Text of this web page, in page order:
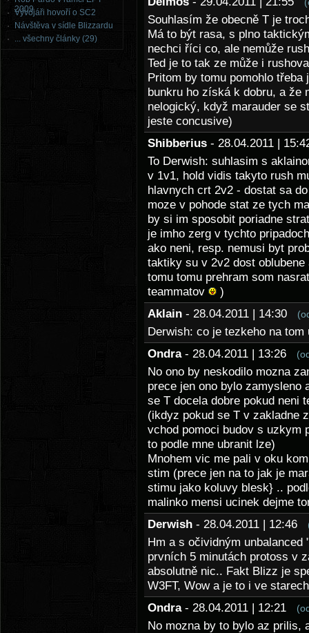
2009
Vývojáři hovoří o SC2
Návštěva v sídle Blizzardu
... všechny články (29)
Souhlasím že obecně T je
Má to být rasa, s plno
nechci říci co, ale nemůže
Ted je to tak ze může i
Pritom by tomu pomohlo
bunkru ho získá k dobru, a že
nelogický, když marauder se
jeste concusive)
Shibberius - 28.04.2011 |
To Derwish: suhlasim s
v 1v1, hold vidis takyto rush
hlavnych crt 2v2 - dostat sa
moze v pohode stat ze tych
by si im sposobit poriadne
je imho zerg v tychto
ako neni, resp. nemusi byt
taktiky su v 2v2 dost
tomu tomu prehram som
teammatov
)
Aklain - 28.04.2011 | 14:30
Derwish: co je tezkeho na tom
Ondra - 28.04.2011 | 13:26
No ono by neskodilo mozna
prece jen ono bylo zamysleno
se T docela dobre pokud neni
(ikdyz pokud se T v zakladne
vchod pomoci budov s uzkym
to podle mne ubranit lze)
Mnohem vic me pali v oku
stim (prece jen na to jak je
stimu jako koluvy blesk} ..
malinko mensi ucinek dejme
Derwish - 28.04.2011 | 12:46
Hm a s očividným
prvních 5 minutách protoss v
absolutně nic.. Fakt Blizz je
W3FT, Wow a je to i ve
Ondra - 28.04.2011 | 12:21
No mozna by to bylo az prilis,